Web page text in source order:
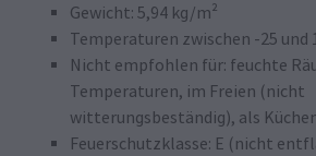
Gewicht: 5,94 kg/m²
Temperaturen zwischen -25 und
Nicht empfohlen für: feuchte
Temperaturen, im Freien (nicht
witterungsbeständig), als
Feuerschutzklasse: E (nicht